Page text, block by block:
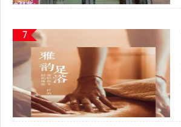
7